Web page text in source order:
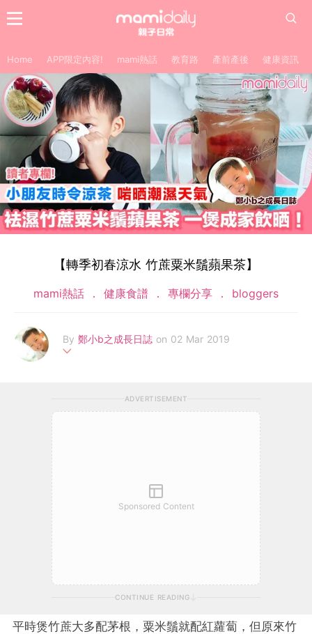
Home APP限定內容! mami熱話 教育路 產前產後 健康資訊
【轉季初春涼水 竹蔗粟米鬚蘋果茶】
mami熱話 健康食譜 專欄分享 bloggers
By 鄭小b之成長日誌 on 02 Mar 2019
紀錄著小b飲食、成長點滴、親子玩樂、好去處、好物分享。
www.facebook.com/MyBabyAustin
ADVERTISEMENT
Sponsored Content
CONTINUE READING
平時煲竹蔗大多配茅根，粟米鬚就配紅蘿蔔，但原來竹